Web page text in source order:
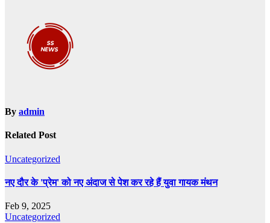
By admin
Related Post
Uncategorized
नए दौर के 'प्रेम' को नए अंदाज से पेश कर रहे हैं युवा गायक मंथन
Feb 9, 2025
Uncategorized